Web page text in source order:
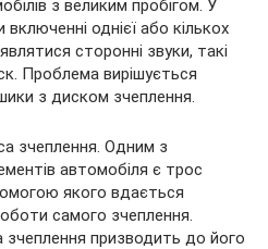
з великим пробігом. У
однієї або кількох
сторонні звуки, такі
Проблема вирішується
з диском зчеплення.
зчеплення. Одним з
автомобіля є трос
якого вдається
самого зчеплення.
призводить до його